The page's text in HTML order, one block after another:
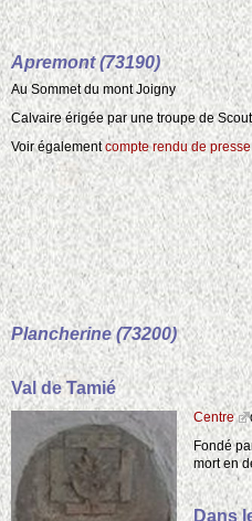
Apremont (73190)
Au Sommet du mont Joigny
Calvaire érigée par une troupe de
Voir égalementcompte rendu de
Plancherine (73200)
Val de Tamié
Centre
Fondé
mort en
Dans